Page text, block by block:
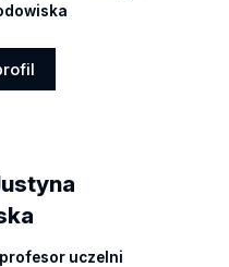
profesor uczelni